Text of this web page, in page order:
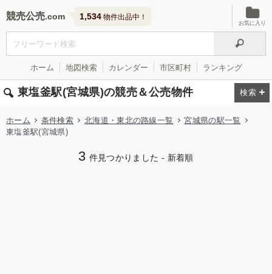
競売公売 1,534 物件出品中！
お気に入り
ホーム 地図検索 カレンダー 市区町村 ランキング
東塩釜駅(宮城県)の競売＆公売物件
ホーム 条件検索 北海道・東北の路線一覧
宮城県の駅一覧
東塩釜駅(宮城県)
3 件見つかりました - 新着順